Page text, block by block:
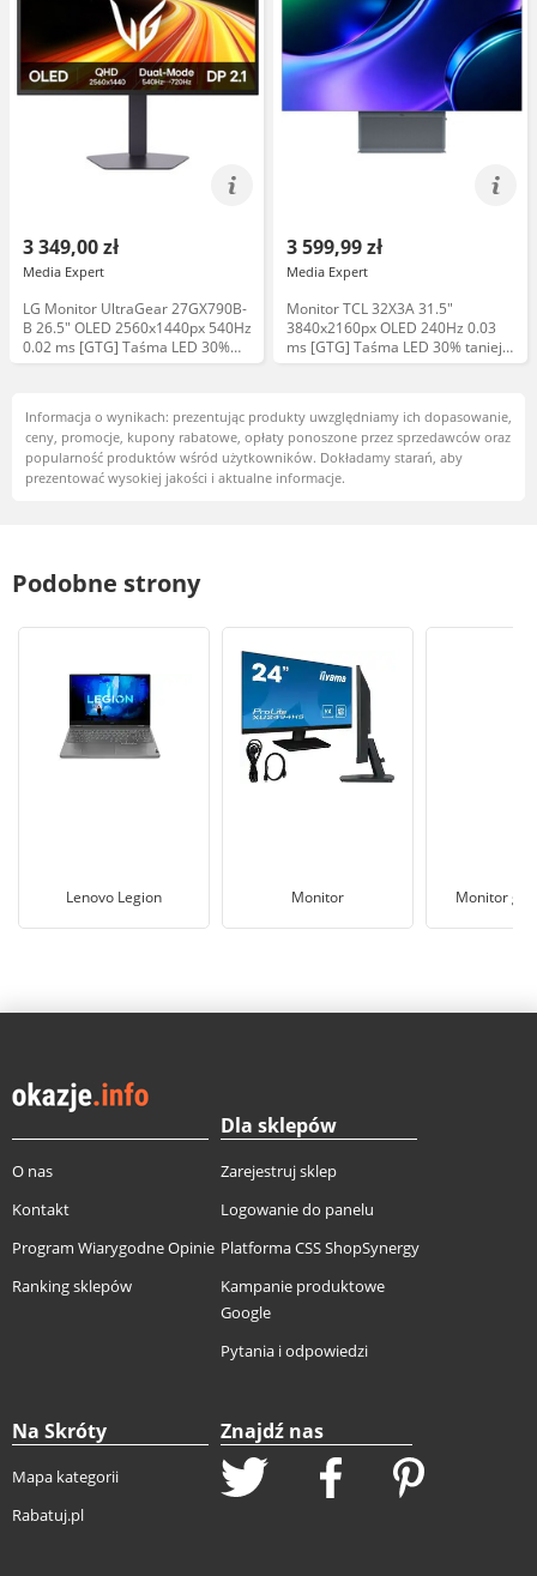
3 349,00 zł
Media Expert
LG Monitor UltraGear 27GX790B-
B 26.5" OLED 2560x1440px 540Hz
0.02 ms [GTG] Taśma LED 30%
taniej Uchwyt 75zł taniej
3 599,99 zł
Media Expert
Monitor TCL 32X3A 31.5"
3840x2160px OLED 240Hz 0.03
ms [GTG] Taśma LED 30% taniej
Uchwyt 75zł taniej
Informacja o wynikach: prezentując produkty uwzględniamy ich dopasowanie,
ceny, promocje, kupony rabatowe, opłaty ponoszone przez sprzedawców oraz
popularność produktów wśród użytkowników. Dokładamy starań, aby
prezentować wysokiej jakości i aktualne informacje.
Podobne strony
Lenovo Legion Monitor Monitor
O nas
Kontakt
Program Wiarygodne Opinie
Ranking sklepów
Dla sklepów
Zarejestruj sklep
Logowanie do panelu
Platforma CSS ShopSynergy
Kampanie produktowe
Google
Pytania i odpowiedzi
Na Skróty
Mapa kategorii
Rabatuj.pl
Znajdź nas